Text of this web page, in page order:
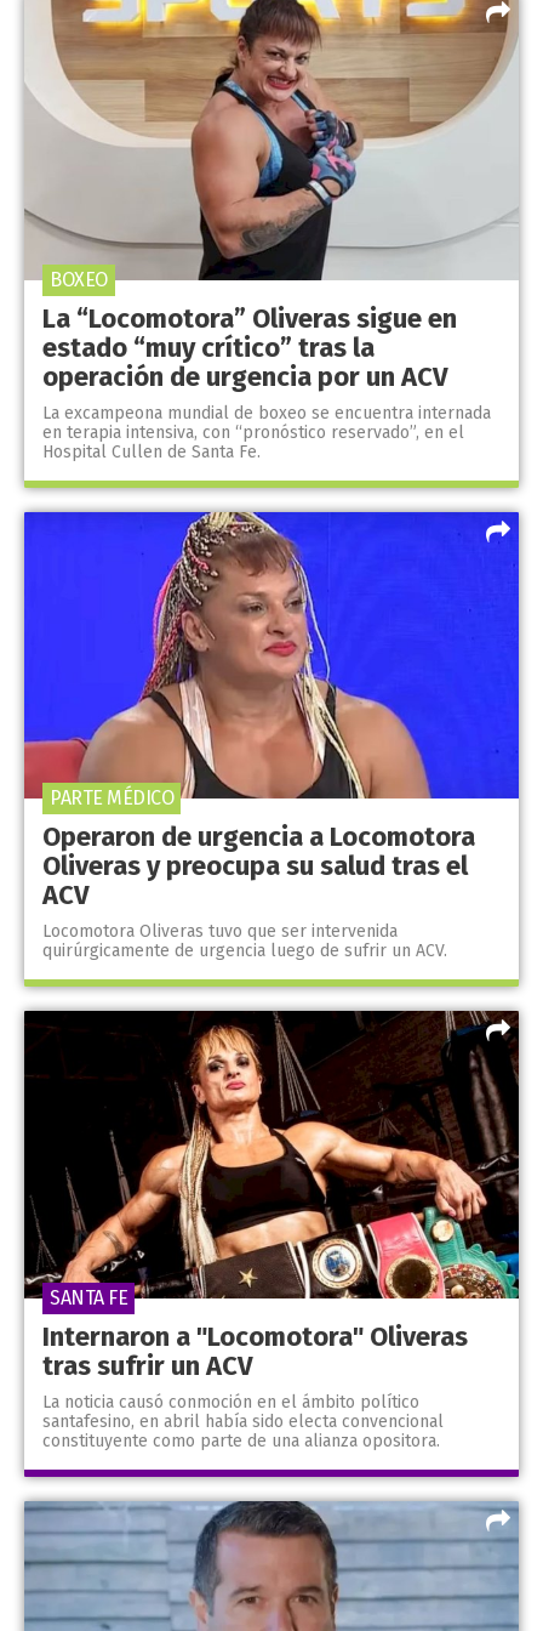
La “Locomotora” Oliveras sigue en
estado “muy crítico” tras la
operación de urgencia por un ACV
La excampeona mundial de boxeo se encuentra internada
en terapia intensiva, con “pronóstico reservado”, en el
Hospital Cullen de Santa Fe.
BOXEO
Operaron de urgencia a Locomotora
Oliveras y preocupa su salud tras el
ACV
Locomotora Oliveras tuvo que ser intervenida
quirúrgicamente de urgencia luego de sufrir un ACV.
PARTE MÉDICO
Internaron a "Locomotora" Oliveras
tras sufrir un ACV
La noticia causó conmoción en el ámbito político
santafesino, en abril había sido electa convencional
constituyente como parte de una alianza opositora.
SANTA FE